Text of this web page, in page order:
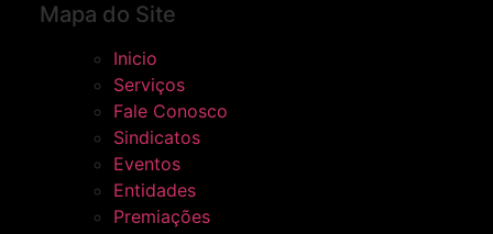
Mapa do Site
Inicio
Serviços
Fale Conosco
Sindicatos
Eventos
Entidades
Premiações